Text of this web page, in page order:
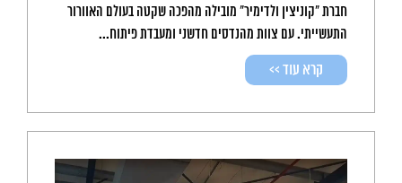
חברת "קוניצין ולדימיר" מובילה מהפכה שקטה בעולם האוורור
התעשייתי. עם צוות מהנדסים חדשני ומעבדת פיתוח...
קרא עוד >>